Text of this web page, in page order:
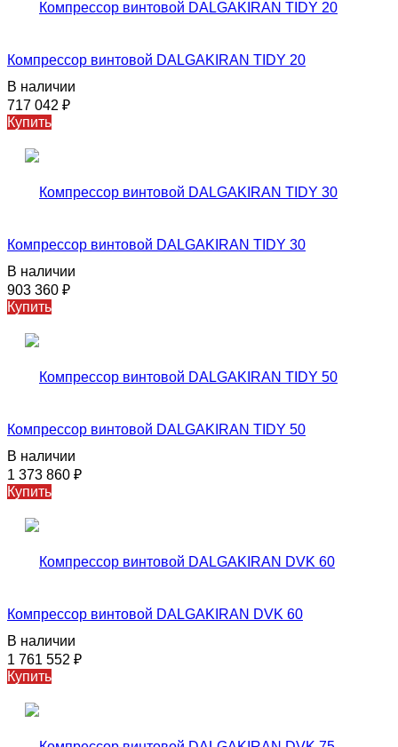
Компрессор винтовой DALGAKIRAN TIDY 20
В наличии
717 042 ₽
Купить
Компрессор винтовой DALGAKIRAN TIDY 30
В наличии
903 360 ₽
Купить
Компрессор винтовой DALGAKIRAN TIDY 50
В наличии
1 373 860 ₽
Купить
Компрессор винтовой DALGAKIRAN DVK 60
В наличии
1 761 552 ₽
Купить